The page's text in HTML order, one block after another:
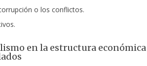
o los conflictos.
en la estructura económica